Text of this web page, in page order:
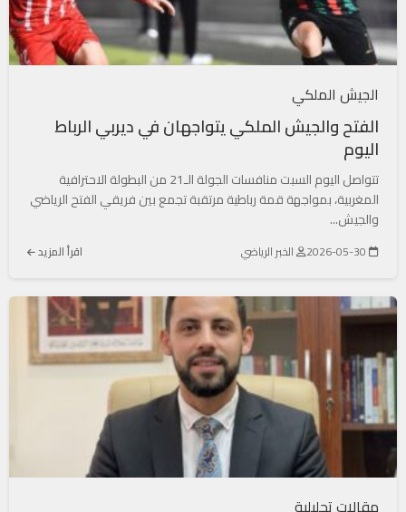
الجيش الملكي
الفتح والجيش الملكي يتواجهان في ديربي الرباط
اليوم
تتواصل اليوم السبت منافسات الجولة الـ21 من البطولة الاحترافية
المغربية، بمواجهة قمة رباطية مرتقبة تجمع بين فريقي الفتح الرياضي
والجيش...
الخبر الرياضي اقرأ المزيد